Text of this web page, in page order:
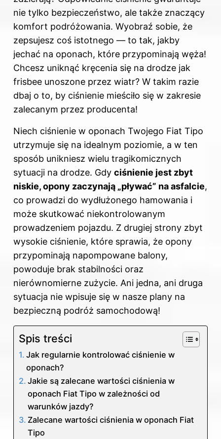
nie tylko bezpieczeństwo, ale także znaczący
komfort podróżowania. Wyobraź sobie, że
zepsujesz coś istotnego — to tak, jakby
jechać na oponach, które przypominają węża!
Chcesz uniknąć kręcenia się na drodze jak
frisbee unoszone przez wiatr? W takim razie
dbaj o to, by ciśnienie mieściło się w zakresie
zalecanym przez producenta!
Niech ciśnienie w oponach Twojego Fiat Tipo
utrzymuje się na idealnym poziomie, a w ten
sposób unikniesz wielu tragikomicznych
sytuacji na drodze. Gdy ciśnienie jest zbyt
niskie, opony zaczynają „pływać” na asfalcie,
co prowadzi do wydłużonego hamowania i
może skutkować niekontrolowanym
prowadzeniem pojazdu. Z drugiej strony zbyt
wysokie ciśnienie, które sprawia, że opony
przypominają napompowane balony,
powoduje brak stabilności oraz
nierównomierne zużycie. Ani jedna, ani druga
sytuacja nie wpisuje się w nasze plany na
bezpieczną podróż samochodową!
Spis treści
Jak regularnie kontrolować ciśnienie w
oponach?
Jakie są zalecane wartości ciśnienia w
oponach Fiat Tipo w zależności od
warunków jazdy?
Zalecane wartości ciśnienia w oponach Fiat
Tipo